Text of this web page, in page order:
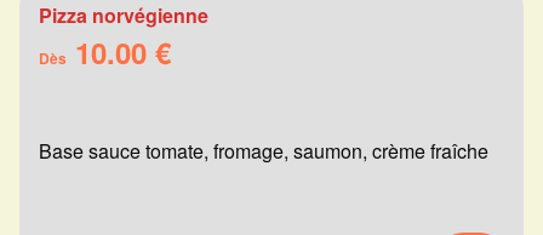
Pizza norvégienne
Dès 10.00 €
Base sauce tomate, fromage, saumon, crème fraîche